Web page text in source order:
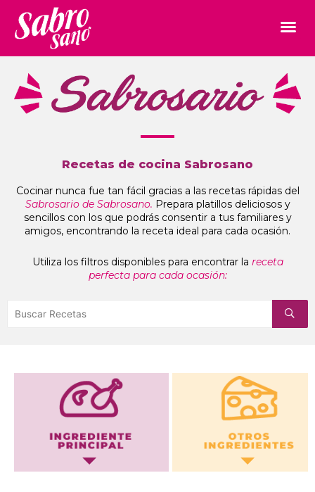
Recetas de cocina Sabrosano
Cocinar nunca fue tan fácil gracias a las recetas rápidas del
Sabrosario de Sabrosano. Prepara platillos deliciosos y
sencillos con los que podrás consentir a tus familiares y
amigos, encontrando la receta ideal para cada ocasión.
Utiliza los filtros disponibles para encontrar la receta
perfecta para cada ocasión:
Otros Ingredientes